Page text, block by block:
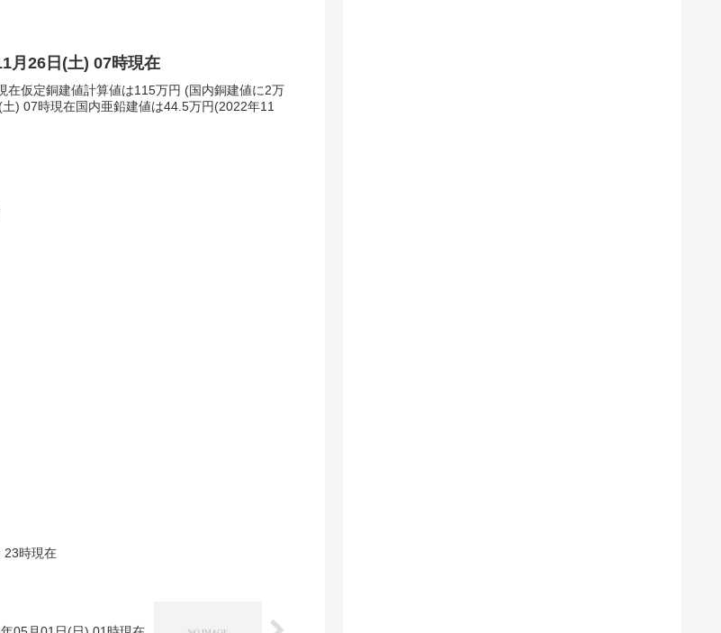
月26日(土) 07時現在
仮定銅建値計算値は115万円 (国内銅建値に2万
) 07時現在国内亜鉛建値は44.5万円(2022年11
23時現在